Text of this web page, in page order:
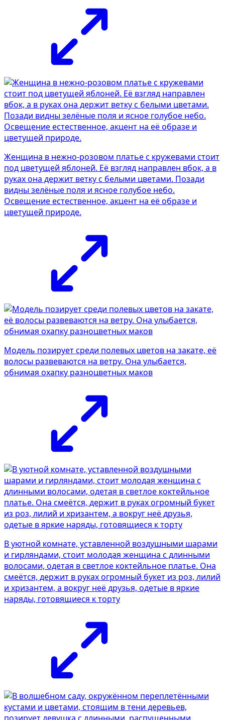
Женщина в нежно-розовом платье с кружевами стоит
под цветущей яблоней. Её взгляд направлен вбок, а в
руках она держит ветку с белыми цветами. Позади
видны зелёные поля и ясное голубое небо.
Освещение естественное, акцент на её образе и
цветущей природе.
Модель позирует среди полевых цветов на закате, её
волосы развеваются на ветру. Она улыбается,
обнимая охапку разноцветных маков
В уютной комнате, уставленной воздушными шарами
и гирляндами, стоит молодая женщина с длинными
волосами, одетая в светлое коктейльное платье. Она
смеётся, держит в руках огромный букет из роз, лилий
и хризантем, а вокруг неё друзья, одетые в яркие
наряды, готовящиеся к торту